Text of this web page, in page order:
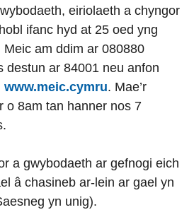
eiriolaeth a chyngor
ifanc hyd at 25 oed yng
am ddim ar 080880
destun ar 84001 neu anfon
www.meic.cymru. Mae’r
o 8am tan hanner nos 7
a gwybodaeth ar gefnogi eich
â chasineb ar-lein ar gael yn
yn unig).